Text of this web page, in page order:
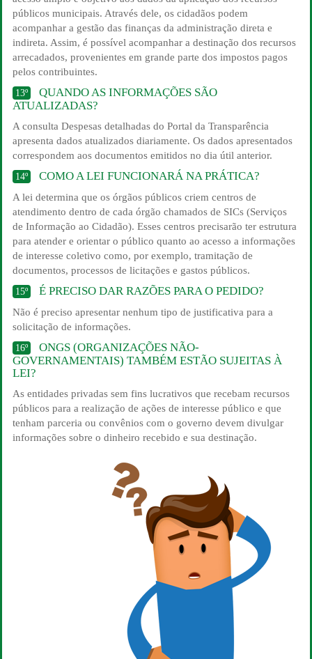
públicos municipais. Através dele, os cidadãos podem
acompanhar a gestão das finanças da administração direta e
indireta. Assim, é possível acompanhar a destinação dos recursos
arrecadados, provenientes em grande parte dos impostos pagos
pelos contribuintes.
13º
QUANDO AS INFORMAÇÕES SÃO
ATUALIZADAS?
A consulta Despesas detalhadas do Portal da Transparência
apresenta dados atualizados diariamente. Os dados apresentados
correspondem aos documentos emitidos no dia útil anterior.
14º COMO A LEI FUNCIONARÁ NA PRÁTICA?
A lei determina que os órgãos públicos criem centros de
atendimento dentro de cada órgão chamados de SICs (Serviços
de Informação ao Cidadão). Esses centros precisarão ter estrutura
para atender e orientar o público quanto ao acesso a informações
de interesse coletivo como, por exemplo, tramitação de
documentos, processos de licitações e gastos públicos.
15º É PRECISO DAR RAZÕES PARA O PEDIDO?
Não é preciso apresentar nenhum tipo de justificativa para a
solicitação de informações.
16º
ONGS (ORGANIZAÇÕES NÃO-
GOVERNAMENTAIS) TAMBÉM ESTÃO SUJEITAS À
LEI?
As entidades privadas sem fins lucrativos que recebam recursos
públicos para a realização de ações de interesse público e que
tenham parceria ou convênios com o governo devem divulgar
informações sobre o dinheiro recebido e sua destinação.